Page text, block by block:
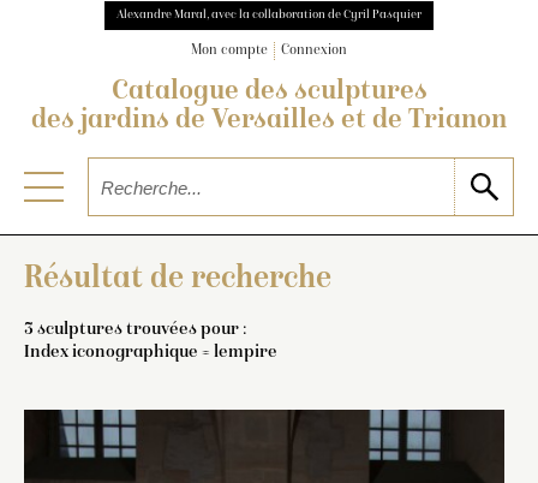
Alexandre Maral, avec la collaboration de Cyril Pasquier
Mon compte Connexion
Catalogue des sculptures
des jardins de Versailles et de Trianon
Résultat de recherche
3 sculptures trouvées pour :
Index iconographique = lempire